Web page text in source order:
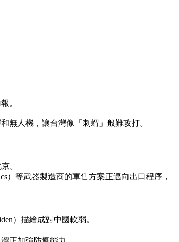
。
無人機，讓台灣像「刺蝟」般難攻打。
。
）等武器製造商的軍售方案正邁向出口程序，
）描繪成對中國軟弱。